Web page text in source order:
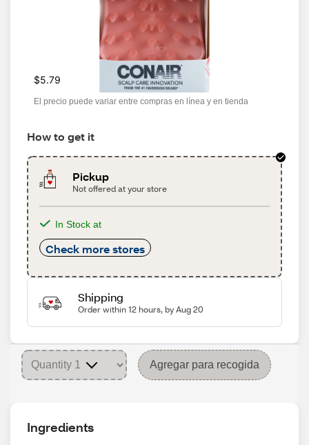
$5.79
El precio puede variar entre compras en línea y en tienda
How to get it
Pickup
Not offered at your store
In Stock at
Check more stores
Shipping
Order within 12 hours, by Aug 20
Agregar para recogida
Ingredients